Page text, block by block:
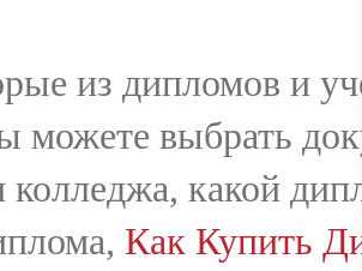
из дипломов и
можете выбрать
какой
Как Купить